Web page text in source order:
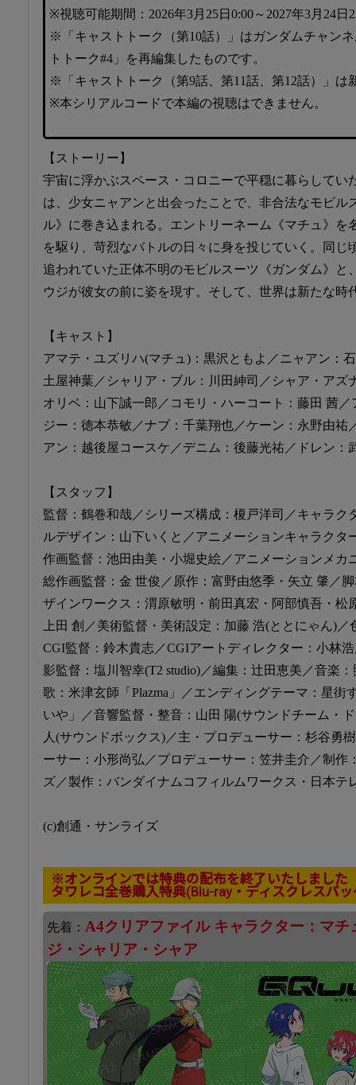
※視聴可能期間：2026年3月25日0:00～2027年3月24日
※「キャストトーク（第10話）」はガンダムチャン
トトーク#4」を再編集したものです。
※「キャストトーク（第9話、第11話、第12話）」は
※本シリアルコードで本編の視聴はできません。
【ストーリー】
宇宙に浮かぶスペース・コロニーで平穏に暮らしてい
は、少女ニャアンと出会ったことで、非合法なモビル
ル》に巻き込まれる。エントリーネーム《マチュ》を
を駆り、苛烈なバトルの日々に身を投じていく。同じ
追われていた正体不明のモビルスーツ《ガンダム》と
ウジが彼女の前に姿を現す。そして、世界は新たな時
【キャスト】
アマテ・ユズリハ(マチュ)：黒沢ともよ／ニャアン：
土屋神葉／シャリア・ブル：川田紳司／シャア・アズ
オリベ：山下誠一郎／コモリ・ハーコート：藤田 茜
ジー：徳本恭敏／ナブ：千葉翔也／ケーン：永野由祐
アン：越後屋コースケ／デニム：後藤光祐／ドレン：
【スタッフ】
監督：鶴巻和哉／シリーズ構成：榎戸洋司／キャラク
ルデザイン：山下いくと／アニメーションキャラクタ
作画監督：池田由美・小堀史絵／アニメーションメカ
総作画監督：金 世俊／原作：富野由悠季・矢立 肇／
ザインワークス：渭原敏明・前田真宏・阿部慎吾・松
上田 創／美術監督・美術設定：加藤 浩(ととにゃん)／
CGI監督：鈴木貴志／CGIアートディレクター：小林
影監督：塩川智幸(T2 studio)／編集：辻田恵美／音楽
歌：米津玄師「Plazma」／エンディングテーマ：星街
いや」／音響監督・整音：山田 陽(サウンドチーム・
人(サウンドボックス)／主・プロデューサー：杉谷勇
ーサー：小形尚弘／プロデューサー：笠井圭介／制作
ズ／製作：バンダイナムコフィルムワークス・日本テ
(c)創通・サンライズ
※オンラインでは特典の配布を終了いたしました
タワレコ全巻購入特典(Blu-ray・ディスクレスパ
先着： A4クリアファイル キャラクター：マ
ジ・シャリア・シャア